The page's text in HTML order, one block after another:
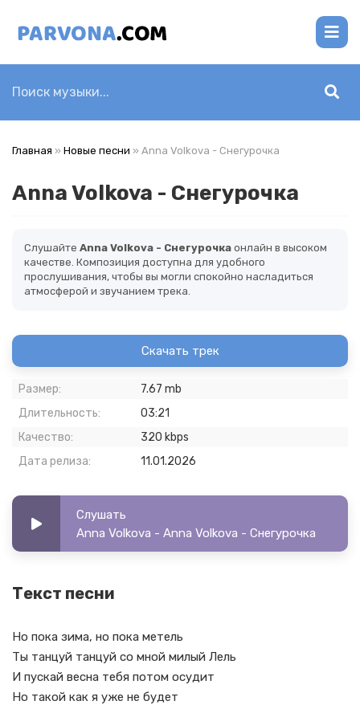
Главная » Новые песни » Anna Volkova - Снегурочка
Anna Volkova - Снегурочка
Слушайте Anna Volkova - Снегурочка онлайн в высоком
качестве. Композиция доступна для удобного
прослушивания, чтобы вы могли спокойно насладиться
атмосферой и звучанием трека.
Скачать трек
Размер:
7.67 mb
Длительность:
03:21
Качество:
320 kbps
Дата релиза:
11.01.2026
Слушать
Anna Volkova - Anna Volkova - Снегурочка
Текст песни
Но пока зима, но пока метель
Ты танцуй танцуй со мной милый Лель
И пускай весна тебя потом осудит
Но такой как я уже не будет